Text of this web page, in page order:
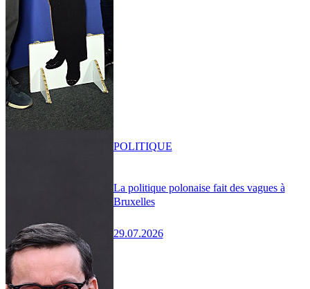
La politique polonaise fait des vagues à
Bruxelles
29.07.2026
POLITIQUE